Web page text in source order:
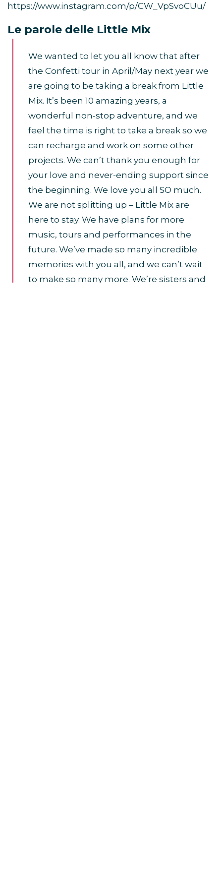
https://www.instagram.com/p/CW_VpSvoCUu/
Le parole delle Little Mix
We wanted to let you all know that after
the Confetti tour in April/May next year we
are going to be taking a break from Little
Mix. It’s been 10 amazing years, a
wonderful non-stop adventure, and we
feel the time is right to take a break so we
can recharge and work on some other
projects. We can’t thank you enough for
your love and never-ending support since
the beginning. We love you all SO much.
We are not splitting up – Little Mix are
here to stay. We have plans for more
music, tours and performances in the
future. We’ve made so many incredible
memories with you all, and we can’t wait
to make so many more. We’re sisters and